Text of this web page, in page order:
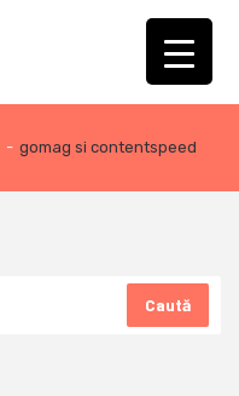
- gomag si contentspeed
Caută